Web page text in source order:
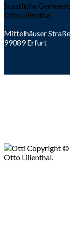
Staatliche
Otto Lilienthal
Mittelhäuser
99089 Erfurt
Copyright ©
Otto Lilienthal.